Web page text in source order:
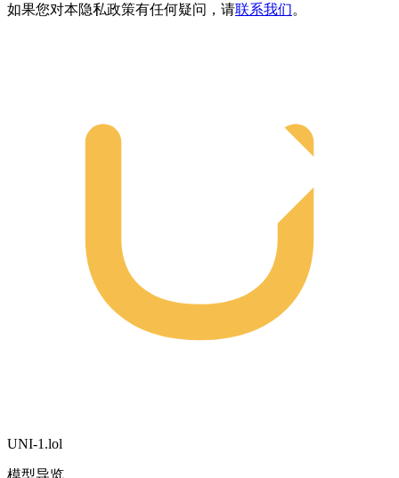
如果您对本隐私政策有任何疑问，请联系我们。
UNI-1.lol
模型导览